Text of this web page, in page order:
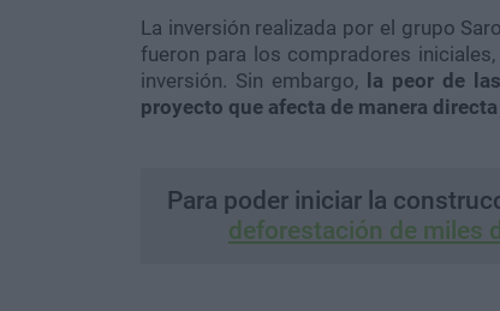
La inversión realizada por el grupo
fueron para los compradores
inversión. Sin embargo,
la peor de
proyecto que afecta de manera
Para poder iniciar la
deforestación de miles